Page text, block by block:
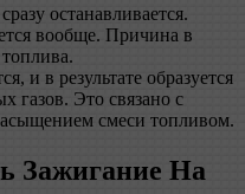
останавливается.
вообще. Причина в
и в результате образуется
газов. Это связано с
смеси топливом.
Зажигание На